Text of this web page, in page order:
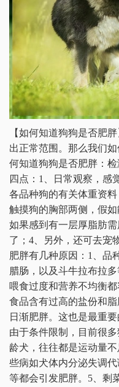
【如何知道狗狗是否肥
出正常范围。那么我们
何知道狗狗是否肥胖：
四点：1、日常观察，感
各品种狗的有关体重资
触摸狗的胸部两侧，假
如果感到有一层厚脂肪
了；4、另外，还可去宠
肥胖有几种原因：1、品
腊肠，以及斗牛拉布拉
喂食过度和营养不均衡
食品含有过高的盐份和
日渐肥胖。这也是最重
由于条件限制，目前很
龄犬，往往都是运动量
些病如犬体内分泌失调
等都会引发肥胖。5、剩